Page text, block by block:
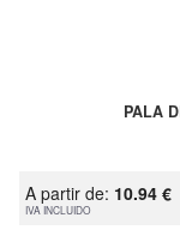
PALA
A partir de: 10.94 €
IVA INCLUIDO